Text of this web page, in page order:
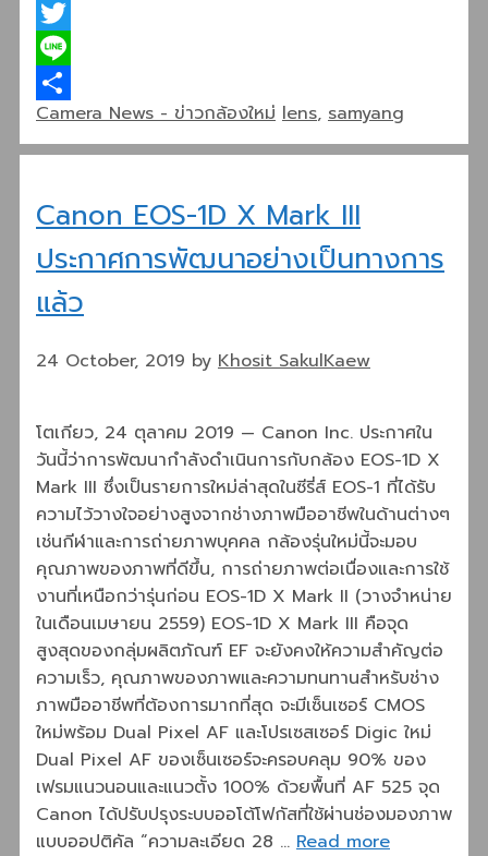
Facebook
Twitter
Line
Share
Categories
Camera News - ข่าวกล้องใหม่ Tags
lens, samyang
Canon EOS-1D X Mark III
ประกาศการพัฒนาอย่างเป็นทางการ
แล้ว
24 October, 2019 by Khosit SakulKaew
โตเกียว, 24 ตุลาคม 2019 — Canon Inc. ประกาศใน
วันนี้ว่าการพัฒนากำลังดำเนินการกับกล้อง EOS-1D X
Mark III ซึ่งเป็นรายการใหม่ล่าสุดในซีรี่ส์ EOS-1 ที่ได้รับ
ความไว้วางใจอย่างสูงจากช่างภาพมืออาชีพในด้านต่างๆ
เช่นกีฬาและการถ่ายภาพบุคคล กล้องรุ่นใหม่นี้จะมอบ
คุณภาพของภาพที่ดีขึ้น, การถ่ายภาพต่อเนื่องและการใช้
งานที่เหนือกว่ารุ่นก่อน EOS-1D X Mark II (วางจำหน่าย
ในเดือนเมษายน 2559) EOS-1D X Mark III คือจุด
สูงสุดของกลุ่มผลิตภัณฑ์ EF จะยังคงให้ความสำคัญต่อ
ความเร็ว, คุณภาพของภาพและความทนทานสำหรับช่าง
ภาพมืออาชีพที่ต้องการมากที่สุด จะมีเซ็นเซอร์ CMOS
ใหม่พร้อม Dual Pixel AF และโปรเซสเซอร์ Digic ใหม่
Dual Pixel AF ของเซ็นเซอร์จะครอบคลุม 90% ของ
เฟรมแนวนอนและแนวตั้ง 100% ด้วยพื้นที่ AF 525 จุด
Canon ได้ปรับปรุงระบบออโต้โฟกัสที่ใช้ผ่านช่องมองภาพ
แบบออปติคัล “ความละเอียด 28 … Read more